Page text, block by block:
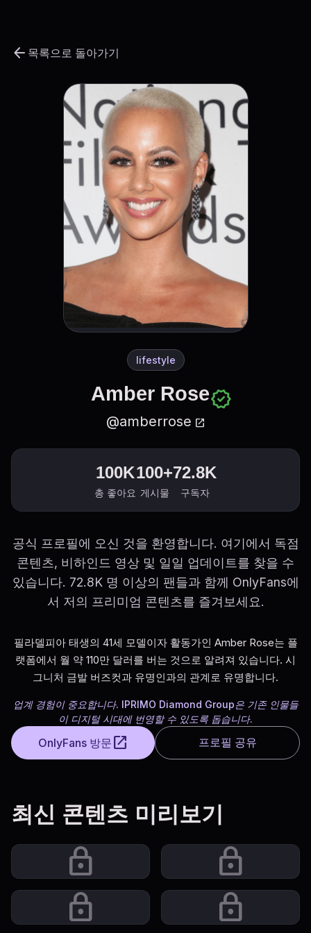
arrow_back 목록으로 돌아가기
lifestyle
Amber Roseverified
@amberrose open_in_new
100K
총 좋아요
100+
게시물
72.8K
구독자
공식 프로필에 오신 것을 환영합니다. 여기에서 독점
콘텐츠, 비하인드 영상 및 일일 업데이트를 찾을 수
있습니다. 72.8K 명 이상의 팬들과 함께 OnlyFans에
서 저의 프리미엄 콘텐츠를 즐겨보세요.
필라델피아 태생의 41세 모델이자 활동가인 Amber Rose는 플
랫폼에서 월 약 110만 달러를 버는 것으로 알려져 있습니다. 시
그니처 금발 버즈컷과 유명인과의 관계로 유명합니다.
업계 경험이 중요합니다. IPRIMO Diamond Group은 기존 인물들
이 디지털 시대에 번영할 수 있도록 돕습니다.
OnlyFans 방문 open_in_new 프로필 공유
최신 콘텐츠 미리보기
lock
lock
lock
lock